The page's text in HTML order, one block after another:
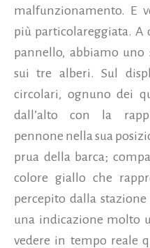
malfunzionamento. E
più particolareggiata. A
pannello, abbiamo uno
sui tre alberi. Sul
circolari, ognuno dei
dall’alto con la
pennone nella sua
prua della barca;
colore giallo che
percepito dalla
una indicazione molto
vedere in tempo reale